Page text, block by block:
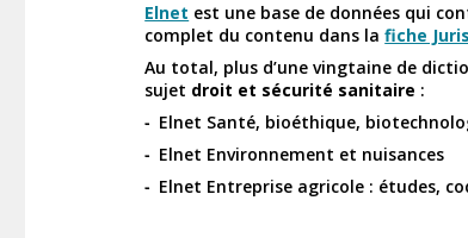
Elnet est une base de données qui
complet du contenu dans lafiche
Au total, plus d’une vingtaine de
sujet droit et sécurité sanitaire :
Elnet Santé, bioéthique,
Elnet Environnement et nuisances
Elnet Entreprise agricole : études,